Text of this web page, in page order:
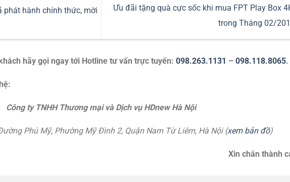
phát hành chính thức, mời
Ưu đãi tặng quà cực sốc khi mua FPT Play Box
trong Tháng 02/
hãy gọi ngay tới Hotline tư vấn trực tuyến: 098.263.1131 – 098.118.8065.
Công ty TNHH Thương mại và Dịch vụ HDnew Hà Nội
Phú Mỹ, Phường Mỹ Đình 2, Quận Nam Từ Liêm, Hà Nội (xem bản đồ)
Xin chân thành